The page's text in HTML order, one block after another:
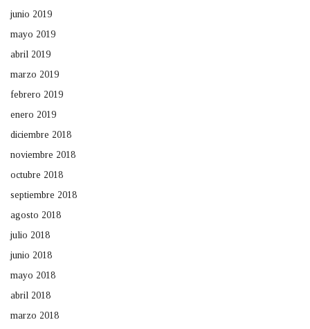
junio 2019
mayo 2019
abril 2019
marzo 2019
febrero 2019
enero 2019
diciembre 2018
noviembre 2018
octubre 2018
septiembre 2018
agosto 2018
julio 2018
junio 2018
mayo 2018
abril 2018
marzo 2018